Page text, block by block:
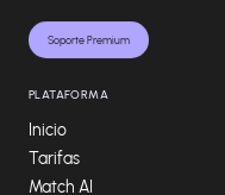
Soporte Premium
PLATAFORMA
Inicio
Tarifas
Match AI